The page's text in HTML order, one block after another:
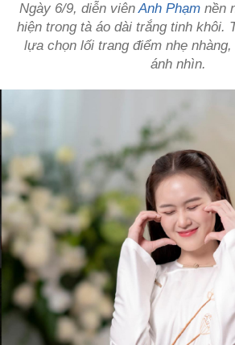
Ngày 6/9, diễn viênAnh Phạm nền
hiện trong tà áo dài trắng tinh khôi.
lựa chọn lối trang điểm nhẹ
ánh nhìn.